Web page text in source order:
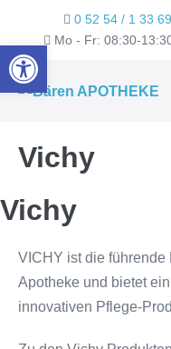
springen
0 52 54 / 1 33 69
Mo - Fr: 08:30-
Vichy
Vichy
VICHY ist die führende
Apotheke und bietet
innovativen Pflege-
Werkzeugleiste öffnen